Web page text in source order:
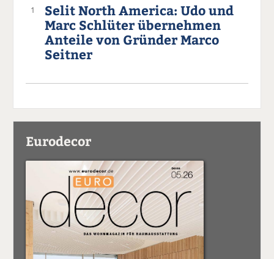
1
Selit North America: Udo und
Marc Schlüter übernehmen
Anteile von Gründer Marco
Seitner
Eurodecor